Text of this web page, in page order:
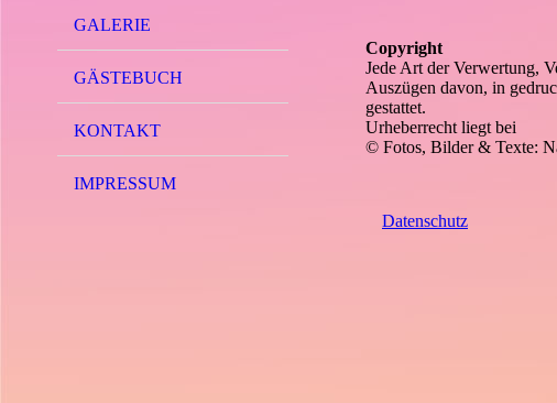
GALERIE
GÄSTEBUCH
KONTAKT
IMPRESSUM
Copyright
Jede Art der Verwertung,
Auszügen davon, in
gestattet.
Urheberrecht liegt bei
© Fotos, Bilder & Texte:
Datenschutz